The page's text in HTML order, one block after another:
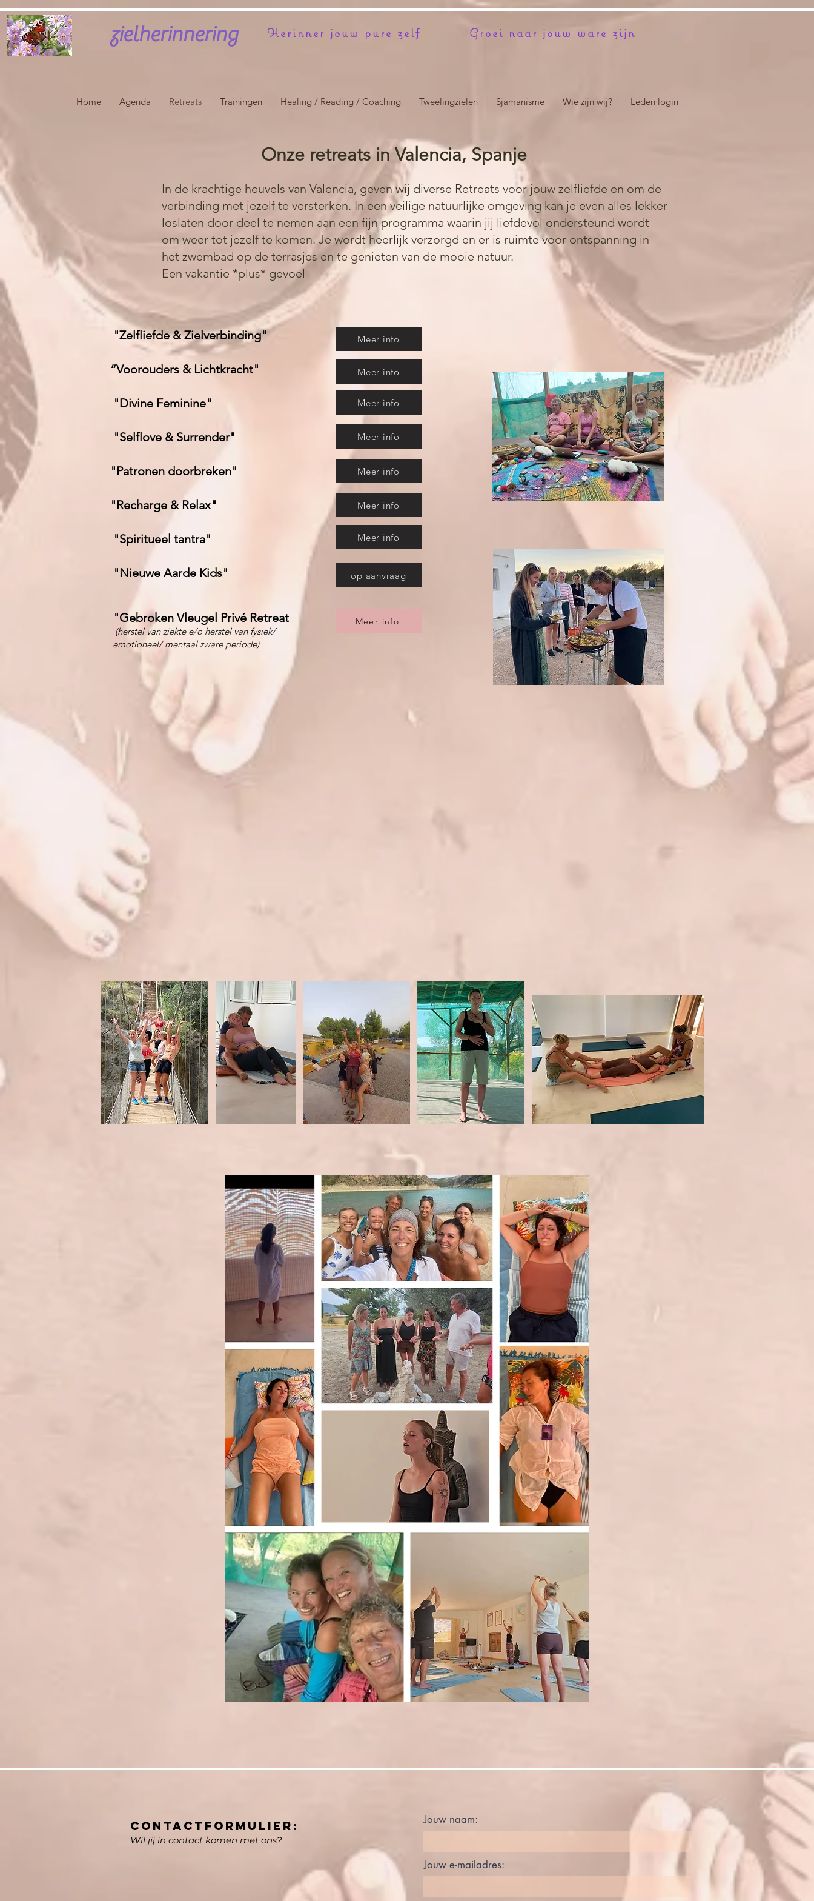
zielherinnering Herinner jouw pure zelf Groei naar jouw ware zijn
Home Agenda Retreats Trainingen Healing / Reading / Coaching Tweelingzielen Sjamanisme Wie zijn wij? Leden login
Onze retreats in Valencia, Spanje
In de krachtige heuvels van Valencia, geven wij diverse Retreats voor jouw zelfliefde en om de
verbinding met jezelf te versterken. In een veilige natuurlijke omgeving kan je even alles lekker
loslaten door deel te nemen aan een fijn programma waarin jij liefdevol ondersteund wordt
om weer tot jezelf te komen. Je wordt heerlijk verzorgd en er is ruimte voor ontspanning in
het zwembad op de terrasjes en te genieten van de mooie natuur.
Een vakantie *plus* gevoel
"Zelfliefde & Zielverbinding"
​
“Voorouders & Lichtkracht"
"Divine Feminine"
"Selflove & Surrender"
"Patronen doorbreken"
"Recharge & Relax"
"Spiritueel tantra"
"Nieuwe Aarde Kids"
"Gebroken Vleugel Privé Retreat
(herstel van ziekte e/o herstel van fysiek/
emotioneel/ mentaal zware periode)
Meer info
Meer info
Meer info
Meer info
Meer info
Meer info
Meer info
op aanvraag
Meer info
contactFORMULIER:
Wil jij in contact komen met ons?
Jouw naam:
Jouw e-mailadres: